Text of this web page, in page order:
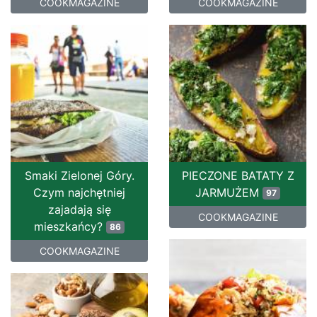
Smaki Zielonej Góry.
Czym najchętniej
zajadają się
mieszkańcy? 86
COOKMAGAZINE
PIECZONE BATATY Z
JARMUŻEM 97
COOKMAGAZINE